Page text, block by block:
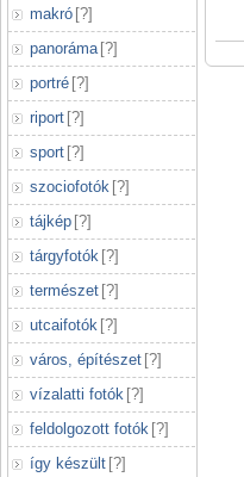
makró [?]
panoráma [?]
portré [?]
riport [?]
sport [?]
szociofotók [?]
tájkép [?]
tárgyfotók [?]
természet [?]
utcaifotók [?]
város, építészet [?]
vízalatti fotók [?]
feldolgozott fotók [?]
így készült [?]